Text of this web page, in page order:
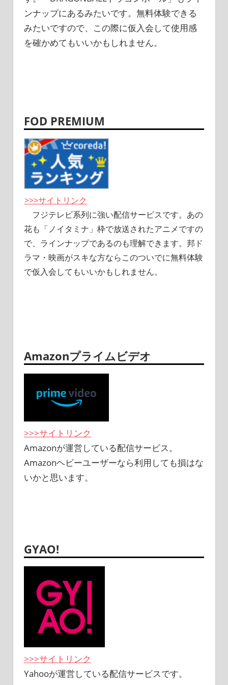
ンナップにあるみたいです。無料体験できる
みたいですので、この際に仮入会して使用感
を確かめてもいいかもしれません。
FOD PREMIUM
>>>サイトリンク
フジテレビ系列に強い配信サービスです。あの
花も「ノイタミナ」枠で放送されたアニメですの
で、ラインナップであるのも理解できます。邦ド
ラマ・映画がスキな方ならこのついでに無料体験
で仮入会してもいいかもしれません。
Amazonプライムビデオ
>>>サイトリンク
Amazonが運営している配信サービス。
Amazonヘビーユーザーなら利用しても損はな
いかと思います。
GYAO!
>>>サイトリンク
Yahooが運営している配信サービスです。